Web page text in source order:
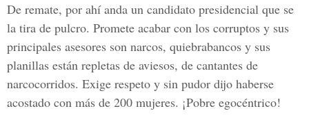
De remate, por ahí anda un candidato presidencial que se
la tira de pulcro. Promete acabar con los corruptos y sus
principales asesores son narcos, quiebrabancos y sus
planillas están repletas de aviesos, de cantantes de
narcocorridos. Exige respeto y sin pudor dijo haberse
acostado con más de 200 mujeres. ¡Pobre egocéntrico!